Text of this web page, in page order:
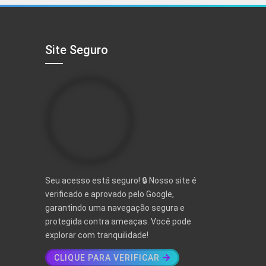
Site Seguro
Seu acesso está seguro! 🔒 Nosso site é
verificado e aprovado pelo Google,
garantindo uma navegação segura e
protegida contra ameaças. Você pode
explorar com tranquilidade!
CLIQUE PARA VERIFICAR